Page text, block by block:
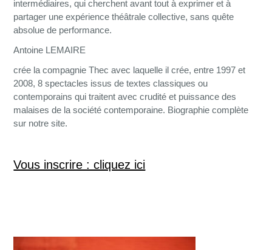
intermédiaires, qui cherchent avant tout à exprimer et à
partager une expérience théâtrale collective, sans quête
absolue de performance.
Antoine LEMAIRE
crée la compagnie Thec avec laquelle il crée, entre 1997 et
2008, 8 spectacles issus de textes classiques ou
contemporains qui traitent avec crudité et puissance des
malaises de la société contemporaine. Biographie complète
sur notre site.
Vous inscrire : cliquez ici